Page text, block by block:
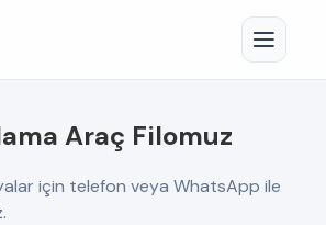
Araç Filomuz
için telefon veya WhatsApp ile